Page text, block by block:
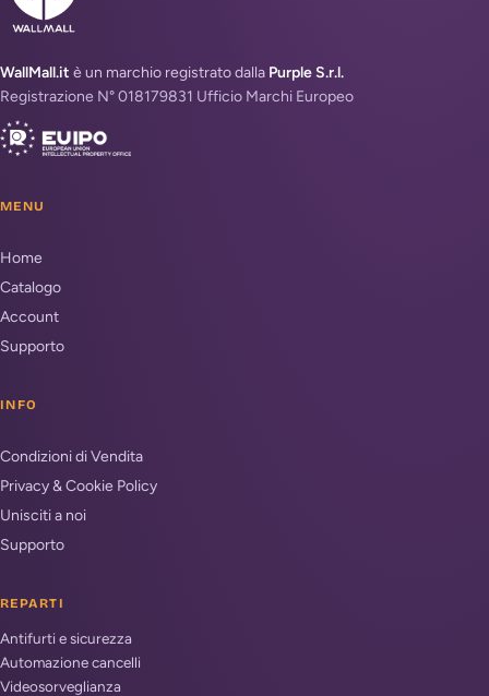
WallMall.it è un marchio registrato dalla Purple S.r.l.
Registrazione N° 018179831 Ufficio Marchi Europeo
MENU
Home
Catalogo
Account
Supporto
INFO
Condizioni di Vendita
Privacy & Cookie Policy
Unisciti a noi
Supporto
REPARTI
Antifurti e sicurezza
Automazione cancelli
Videosorveglianza